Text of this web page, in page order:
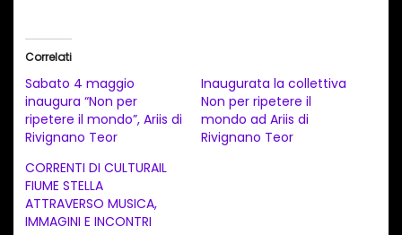
a
m
e
n
t
o
Correlati
Sabato 4 maggio
inaugura “Non per
ripetere il mondo”, Ariis di
Rivignano Teor
Inaugurata la collettiva
Non per ripetere il
mondo ad Ariis di
Rivignano Teor
CORRENTI DI CULTURAIL
FIUME STELLA
ATTRAVERSO MUSICA,
IMMAGINI E INCONTRI